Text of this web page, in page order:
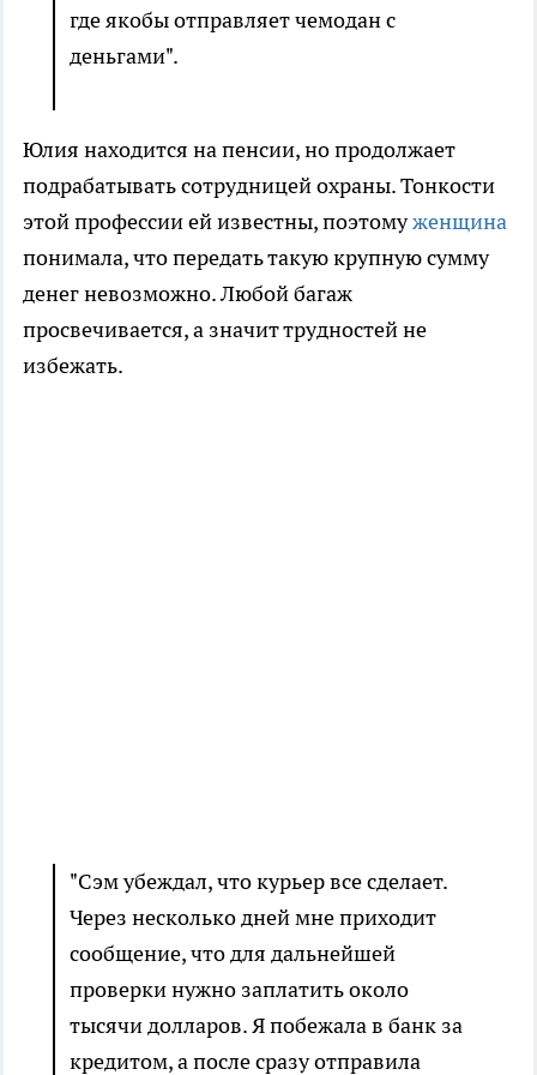
где якобы отправляет чемодан с
деньгами".
Юлия находится на пенсии, но продолжает
подрабатывать сотрудницей охраны. Тонкости
этой профессии ей известны, поэтомуженщина
понимала, что передать такую крупную сумму
денег невозможно. Любой багаж
просвечивается, а значит трудностей не
избежать.
"Сэм убеждал, что курьер все сделает.
Через несколько дней мне приходит
сообщение, что для дальнейшей
проверки нужно заплатить около
тысячи долларов. Я побежала в банк за
кредитом, а после сразу отправила